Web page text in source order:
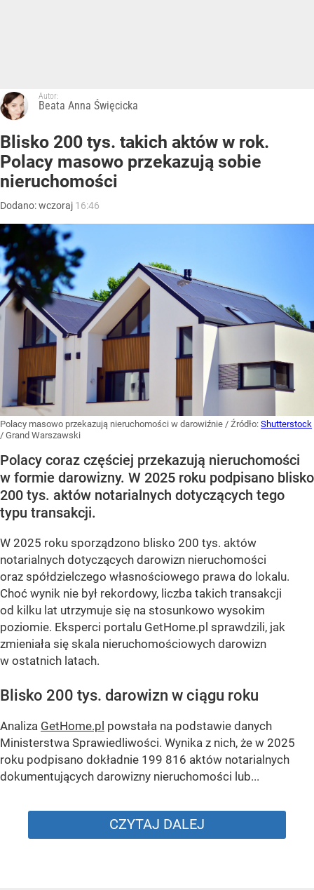
Autor:
Beata Anna Święcicka
Blisko 200 tys. takich aktów w rok.
Polacy masowo przekazują sobie
nieruchomości
Dodano:wczoraj 16:46
Polacy masowo przekazują nieruchomości w darowiźnie / Źródło: Shutterstock
/ Grand Warszawski
Polacy coraz częściej przekazują nieruchomości
w formie darowizny. W 2025 roku podpisano blisko
200 tys. aktów notarialnych dotyczących tego
typu transakcji.
W 2025 roku sporządzono blisko 200 tys. aktów
notarialnych dotyczących darowizn nieruchomości
oraz spółdzielczego własnościowego prawa do lokalu.
Choć wynik nie był rekordowy, liczba takich transakcji
od kilku lat utrzymuje się na stosunkowo wysokim
poziomie. Eksperci portalu GetHome.pl sprawdzili, jak
zmieniała się skala nieruchomościowych darowizn
w ostatnich latach.
Blisko 200 tys. darowizn w ciągu roku
Analiza GetHome.pl powstała na podstawie danych
Ministerstwa Sprawiedliwości. Wynika z nich, że w 2025
roku podpisano dokładnie 199 816 aktów notarialnych
dokumentujących darowizny nieruchomości lub...
CZYTAJ DALEJ